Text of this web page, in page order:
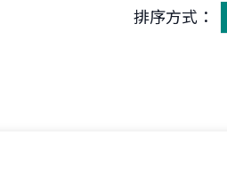
排序方式：